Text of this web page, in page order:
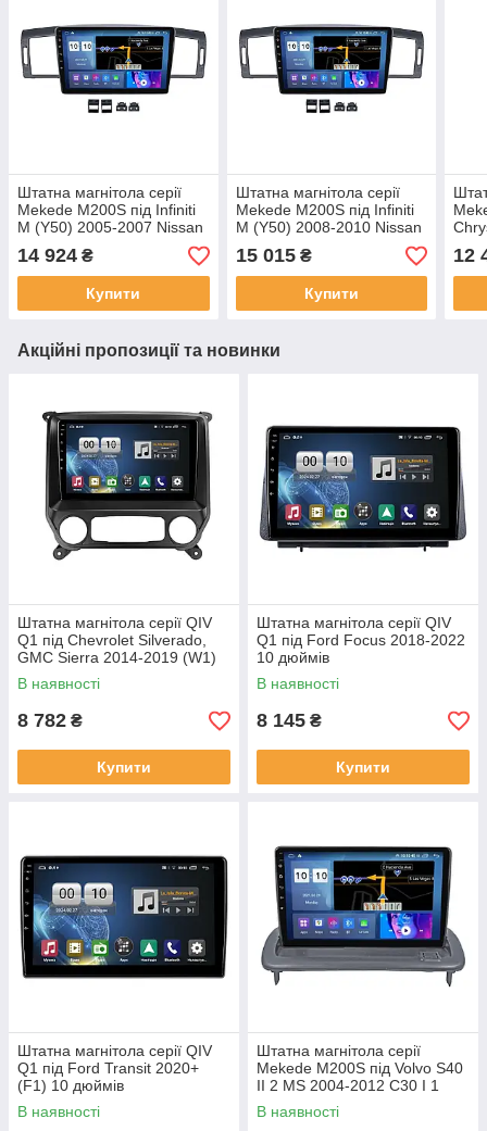
Штатна магнітола серії
Mekede M200S під Infiniti
M (Y50) 2005-2007 Nissan
Fuga (Y50) 2004-2009
(W1) 9 дюймів
14 924 ₴
Купити
Штатна магнітола серії
Mekede M200S під Infiniti
M (Y50) 2008-2010 Nissan
Fuga (Y50) 2004-2009
(W2) 9 дюймів
15 015₴
Купити
12
Акційні пропозиції та новинки
Штатна магнітола серії QIV
Q1 під Chevrolet Silverado,
GMC Sierra 2014-2019 (W1)
10 дюймів
В наявності
8 782 ₴
Купити
Штатна магнітола серії QIV
Q1 під Ford Focus 2018-2022
10 дюймів
В наявності
8 145 ₴
Купити
Штатна магнітола серії QIV
Q1 під Ford Transit 2020+
(F1) 10 дюймів
В наявності
Штатна магнітола серії
Mekede M200S під Volvo S40
II 2 MS 2004-2012 C30 I 1
2006-2013 C70 II 2 2005-2013
(W1)
В наявності